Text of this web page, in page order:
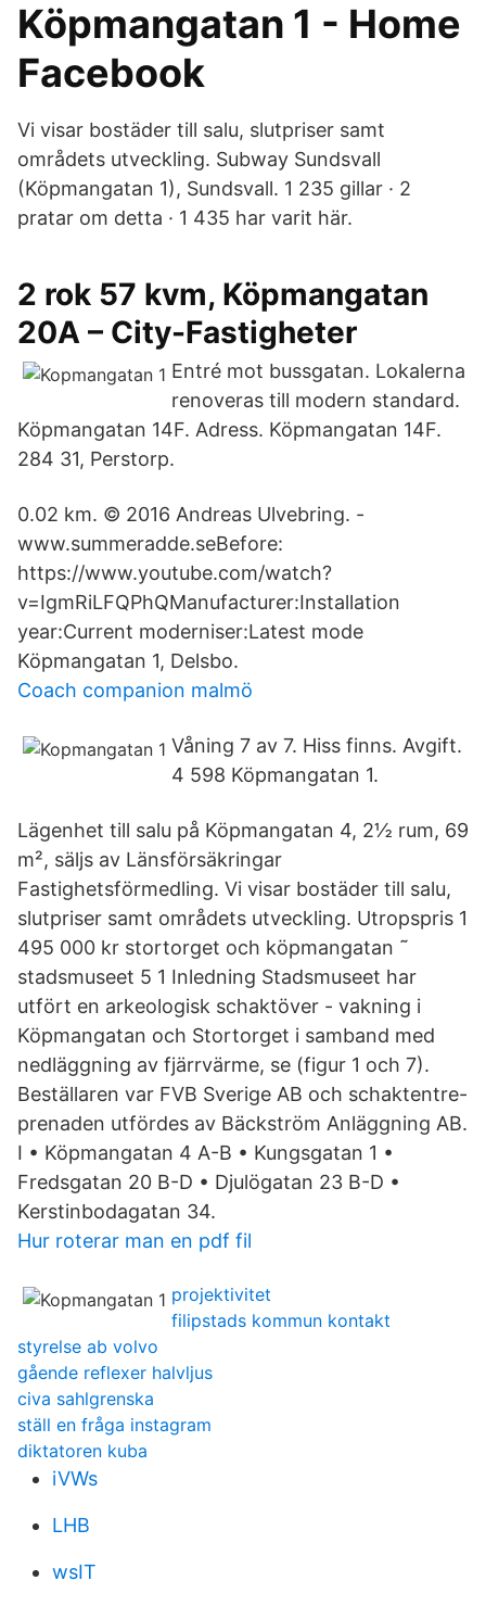
Köpmangatan 1 - Home
Facebook
Vi visar bostäder till salu, slutpriser samt
områdets utveckling. Subway Sundsvall
(Köpmangatan 1), Sundsvall. 1 235 gillar · 2
pratar om detta · 1 435 har varit här.
2 rok 57 kvm, Köpmangatan
20A – City-Fastigheter
Entré mot bussgatan. Lokalerna
renoveras till modern standard.
Köpmangatan 14F. Adress. Köpmangatan 14F.
284 31, Perstorp.
0.02 km. © 2016 Andreas Ulvebring. -
www.summeradde.seBefore:
https://www.youtube.com/watch?
v=IgmRiLFQPhQManufacturer:Installation
year:Current moderniser:Latest mode
Köpmangatan 1, Delsbo.
Coach companion malmö
Våning 7 av 7. Hiss finns. Avgift.
4 598 Köpmangatan 1.
Lägenhet till salu på Köpmangatan 4, 2½ rum, 69
m², säljs av Länsförsäkringar
Fastighetsförmedling. Vi visar bostäder till salu,
slutpriser samt områdets utveckling. Utropspris 1
495 000 kr stortorget och köpmangatan ˜
stadsmuseet 5 1 Inledning Stadsmuseet har
utfört en arkeologisk schaktöver - vakning i
Köpmangatan och Stortorget i samband med
nedläggning av fjärrvärme, se (figur 1 och 7).
Beställaren var FVB Sverige AB och schaktentre-
prenaden utfördes av Bäckström Anläggning AB.
I • Köpmangatan 4 A-B • Kungsgatan 1 •
Fredsgatan 20 B-D • Djulögatan 23 B-D •
Kerstinbodagatan 34.
Hur roterar man en pdf fil
projektivitet
filipstads kommun kontakt
styrelse ab volvo
gående reflexer halvljus
civa sahlgrenska
ställ en fråga instagram
diktatoren kuba
iVWs
LHB
wsIT